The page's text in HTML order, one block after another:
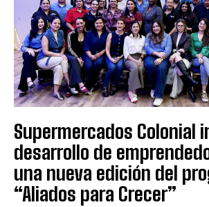
Supermercados Colonial
desarrollo de
una nueva edición del
“Aliados para Crecer”